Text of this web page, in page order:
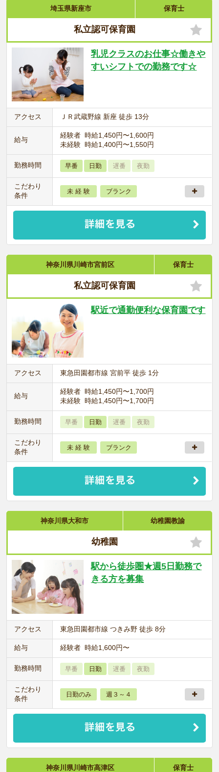
埼玉県新座市 保育士
私立認可保育園
乳児クラスのお仕事☆働きや
すいシフトでの勤務です☆
アクセス ＪＲ武蔵野線 新座 徒歩 13分
給与
経験者 時給1,450円〜1,600円
未経験 時給1,400円〜1,550円
勤務時間 早番 日勤 遅番 夜勤
こだわり
条件
未 経 験 ブランク
神奈川県川崎市宮前区 保育士
私立認可保育園
駅近で通勤便利な保育園です
アクセス 東急田園都市線 宮前平 徒歩 1分
給与
経験者 時給1,450円〜1,700円
未経験 時給1,450円〜1,700円
勤務時間 早番 日勤 遅番 夜勤
こだわり
条件
未 経 験 ブランク
神奈川県大和市 幼稚園教諭
幼稚園
駅から徒歩圏★週5日勤務で
きる方を募集
アクセス 東急田園都市線 つきみ野 徒歩 8分
給与 経験者 時給1,600円〜
勤務時間 早番 日勤 遅番 夜勤
こだわり
条件
日勤のみ 週３～４
神奈川県川崎市高津区 保育士